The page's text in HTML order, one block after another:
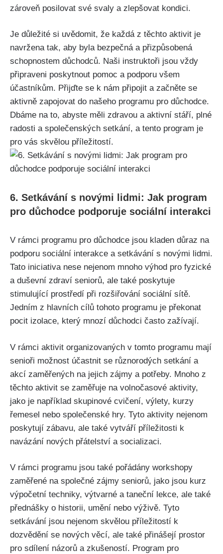
zároveň posilovat své ⁣svaly a ⁣zlepšovat kondici.
Je‍ důležité si uvědomit, že každá z těchto ⁢aktivit je⁢
navržena tak,​ aby byla bezpečná a přizpůsobená
schopnostem důchodců. Naši instruktoři jsou vždy
připraveni poskytnout pomoc a podporu všem
účastníkům. Přijďte se k nám připojit a začněte se
aktivně zapojovat do našeho programu ⁤pro důchodce.
Dbáme na to, abyste měli zdravou a ​aktivní stáří, plné
radosti a ⁤společenských setkání, a tento‍ program je‍
pro vás skvělou příležitostí.
6. Setkávání s ‍novými lidmi: Jak program
pro důchodce podporuje sociální interakci
V rámci ⁢programu pro důchodce jsou kladen důraz na
podporu sociální interakce a setkávání s novými lidmi.
​Tato iniciativa nese ⁣nejenom mnoho výhod pro fyzické
a duševní zdraví seniorů, ale také poskytuje
stimulující prostředí‍ při rozšiřování sociální​ sítě.
Jedním z hlavních ​cílů tohoto programu je překonat
pocit izolace,⁣ který‍ mnozí důchodci často zažívají.
V rámci aktivit organizovaných v tomto programu mají
senioři možnost účastnit se různorodých setkání a
akcí zaměřených⁣ na jejich zájmy a potřeby. Mnoho z
těchto aktivit ‌se zaměřuje ⁤na‍ volnočasové aktivity,
jako⁣ je například skupinové​ cvičení, výlety, kurzy
řemesel nebo společenské hry.⁣ Tyto ‌aktivity nejenom
poskytují ⁤zábavu, ale také vytváří příležitosti k
navázání nových přátelství a socializaci.
V rámci programu jsou také pořádány workshopy
zaměřené na společné zájmy seniorů,​ jako jsou kurz‌
výpočetní techniky, výtvarné a taneční lekce, ale také
přednášky‌ o historii, umění nebo výživě. Tyto⁣
setkávání jsou nejenom skvělou příležitostí k
dozvědění se nových věcí,⁣ ale také přinášejí ‍prostor
pro‍ sdílení názorů a zkušeností. Program pro